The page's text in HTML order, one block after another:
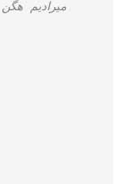
// مرکز گراف را در این متغیر نگه می‌داریم